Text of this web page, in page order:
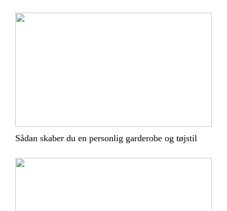
Sådan skaber du en personlig garderobe og tøjstil